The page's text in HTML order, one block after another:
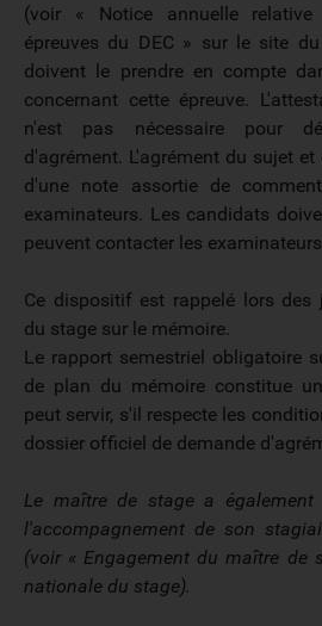
(voir « Notice annuelle
épreuves du DEC » sur le site
doivent le prendre en compte
concernant cette épreuve.
n'est pas nécessaire pour
d'agrément. L'agrément du sujet
d'une note assortie de
examinateurs. Les candidats
peuvent contacter les
Ce dispositif est rappelé lors des
du stage sur le mémoire.
Le rapport semestriel obligatoire
de plan du mémoire constitue
peut servir, s'il respecte les
dossier officiel de demande
Le maître de stage a
l'accompagnement de son
(voir « Engagement du maître de
nationale du stage).